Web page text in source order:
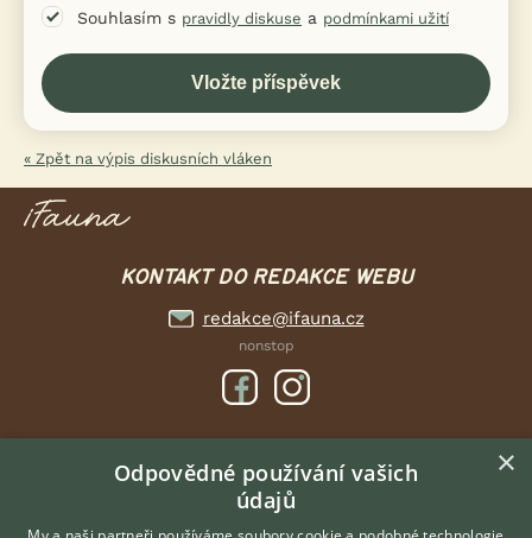
Souhlasím s pravidly diskuse a podmínkami užití
« Zpět na výpis diskusních vláken
KONTAKT DO REDAKCE WEBU
redakce@ifauna.cz
nonstop
DOMOVSKÁ STRÁNKA
INZERCE
DISKUSE
×
Odpovědné používání vašich
údajů